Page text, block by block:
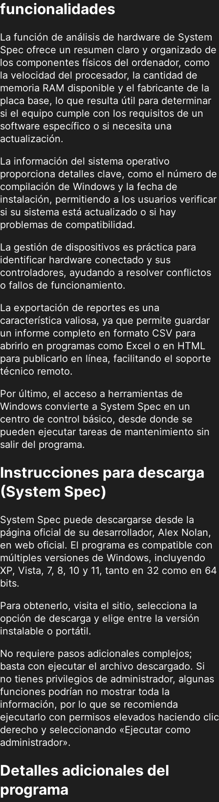
funcionalidades
La función de análisis de hardware de System
Spec ofrece un resumen claro y organizado de
los componentes físicos del ordenador, como
la velocidad del procesador, la cantidad de
memoria RAM disponible y el fabricante de la
placa base, lo que resulta útil para determinar
si el equipo cumple con los requisitos de un
software específico o si necesita una
actualización.
La información del sistema operativo
proporciona detalles clave, como el número de
compilación de Windows y la fecha de
instalación, permitiendo a los usuarios verificar
si su sistema está actualizado o si hay
problemas de compatibilidad.
La gestión de dispositivos es práctica para
identificar hardware conectado y sus
controladores, ayudando a resolver conflictos
o fallos de funcionamiento.
La exportación de reportes es una
característica valiosa, ya que permite guardar
un informe completo en formato CSV para
abrirlo en programas como Excel o en HTML
para publicarlo en línea, facilitando el soporte
técnico remoto.
Por último, el acceso a herramientas de
Windows convierte a System Spec en un
centro de control básico, desde donde se
pueden ejecutar tareas de mantenimiento sin
salir del programa.
Instrucciones para descarga
(System Spec)
System Spec puede descargarse desde la
página oficial de su desarrollador, Alex Nolan,
en web oficial. El programa es compatible con
múltiples versiones de Windows, incluyendo
XP, Vista, 7, 8, 10 y 11, tanto en 32 como en 64
bits.
Para obtenerlo, visita el sitio, selecciona la
opción de descarga y elige entre la versión
instalable o portátil.
No requiere pasos adicionales complejos;
basta con ejecutar el archivo descargado. Si
no tienes privilegios de administrador, algunas
funciones podrían no mostrar toda la
información, por lo que se recomienda
ejecutarlo con permisos elevados haciendo clic
derecho y seleccionando «Ejecutar como
administrador».
Detalles adicionales del
programa